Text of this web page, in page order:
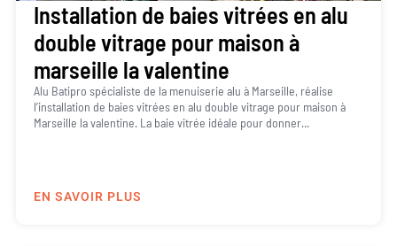
Installation de baies vitrées en alu
double vitrage pour maison à
marseille la valentine
Alu Batipro spécialiste de la menuiserie alu à Marseille, réalise
l’installation de baies vitrées en alu double vitrage pour maison à
Marseille la valentine. La baie vitrée idéale pour donner...
EN SAVOIR PLUS